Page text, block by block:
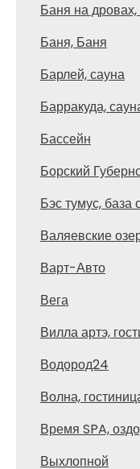
Баня на
Баня, Баня
Барлей, сауна
Барракуда,
Бассейн
Борский
Бэс тумус, база
Валяевские
Варт-Авто
Вега
Вилла артэ,
Водород24
Волна,
Время SPA,
Выхлопной